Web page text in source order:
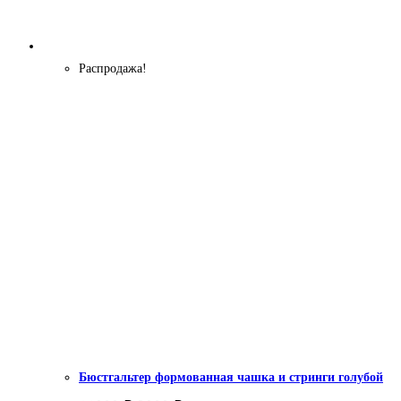
Распродажа!
Бюстгальтер формованная чашка и стринги голубой